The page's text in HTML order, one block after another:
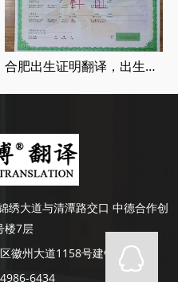
合肥出生证明翻译，出生证明翻译认证流程
绣大道与清潭路交口 中德合作创
楼7层
徽州大道1158号建银大厦4楼
6434